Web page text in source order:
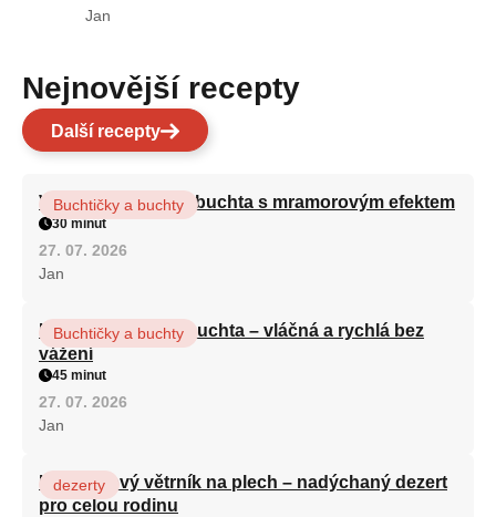
Jan
Nejnovější recepty
Další recepty
Vláčná olejová litá buchta s mramorovým efektem
Buchtičky a buchty
30 minut
27. 07. 2026
Jan
Hrnková maková buchta – vláčná a rychlá bez
vážení
Buchtičky a buchty
45 minut
27. 07. 2026
Jan
Karamelový větrník na plech – nadýchaný dezert
pro celou rodinu
dezerty